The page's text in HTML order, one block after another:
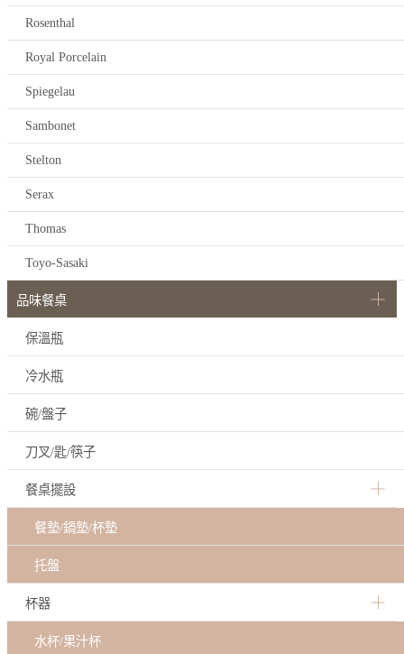
Rosenthal
Royal Porcelain
Spiegelau
Sambonet
Stelton
Serax
Thomas
Toyo-Sasaki
品味餐桌
保溫瓶
冷水瓶
碗/盤子
刀叉/匙/筷子
餐桌擺設
餐墊/鍋墊/杯墊
托盤
杯器
水杯/果汁杯